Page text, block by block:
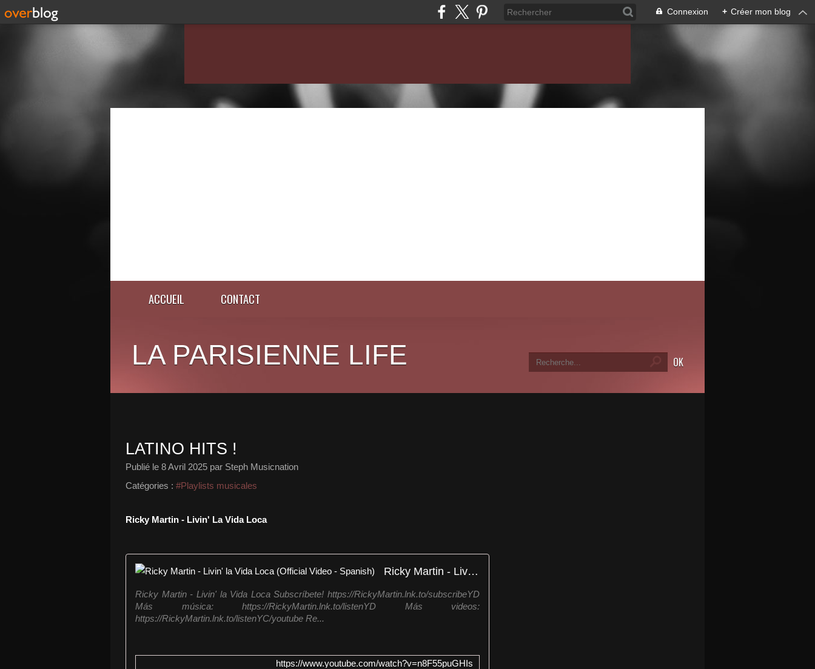
Connexion + Créer mon blog
ACCUEIL CONTACT
LA PARISIENNE LIFE
LATINO HITS !
Publié le 8 Avril 2025 par Steph Musicnation
Catégories : #Playlists musicales
Ricky Martin - Livin' La Vida Loca
Ricky Martin - Livin' la Vida Loca (Official Video - Spanish)
Ricky Martin - Livin' la Vida Loca Subscríbete! https://RickyMartin.lnk.to/subscribeYD
Más música: https://RickyMartin.lnk.to/listenYD Más videos:
https://RickyMartin.lnk.to/listenYC/youtube Re...
https://www.youtube.com/watch?v=n8F55puGHIs